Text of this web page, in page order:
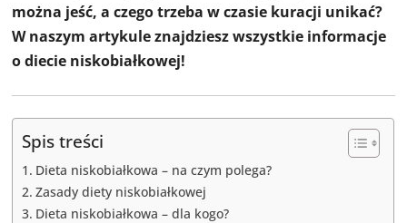
można jeść, a czego trzeba w czasie kuracji unikać?
W naszym artykule znajdziesz wszystkie informacje
o diecie niskobiałkowej!
Spis treści
Dieta niskobiałkowa – na czym polega?
Zasady diety niskobiałkowej
Dieta niskobiałkowa – dla kogo?